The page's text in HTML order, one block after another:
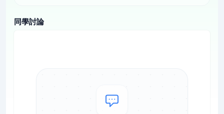
同學討論